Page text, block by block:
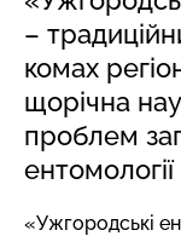
–
комах
щорічна
проблем
«Ужгородські